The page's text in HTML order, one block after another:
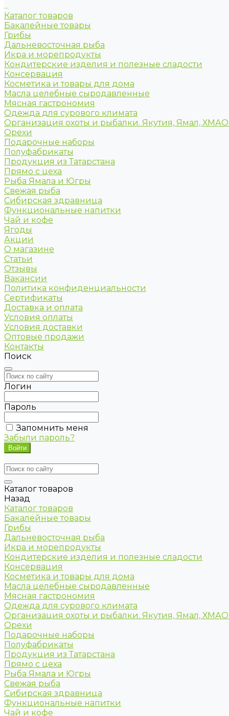
...
Каталог товаров
Бакалейные товары
Грибы
Дальневосточная рыба
Икра и морепродукты
Кондитерские изделия и полезные сладости
Консервация
Косметика и товары для дома
Масла целебные сыродавленные
Мясная гастрономия
Одежда для сурового климата
Организация охоты и рыбалки. Якутия, Ямал,
Орехи
Подарочные наборы
Полуфабрикаты
Продукция из Татарстана
Прямо с цеха
Рыба Ямала и Югры
Свежая рыба
Сибирская здравница
Функциональные напитки
Чай и кофе
Ягоды
Акции
О магазине
Статьи
Отзывы
Вакансии
Политика конфиденциальности
Сертификаты
Доставка и оплата
Условия оплаты
Условия доставки
Оптовые продажи
Контакты
Поиск
Логин
Пароль
Запомнить меня
Забыли пароль?
Каталог товаров
Назад
Каталог товаров
Бакалейные товары
Грибы
Дальневосточная рыба
Икра и морепродукты
Кондитерские изделия и полезные сладости
Консервация
Косметика и товары для дома
Масла целебные сыродавленные
Мясная гастрономия
Одежда для сурового климата
Организация охоты и рыбалки. Якутия, Ямал,
Орехи
Подарочные наборы
Полуфабрикаты
Продукция из Татарстана
Прямо с цеха
Рыба Ямала и Югры
Свежая рыба
Сибирская здравница
Функциональные напитки
Чай и кофе